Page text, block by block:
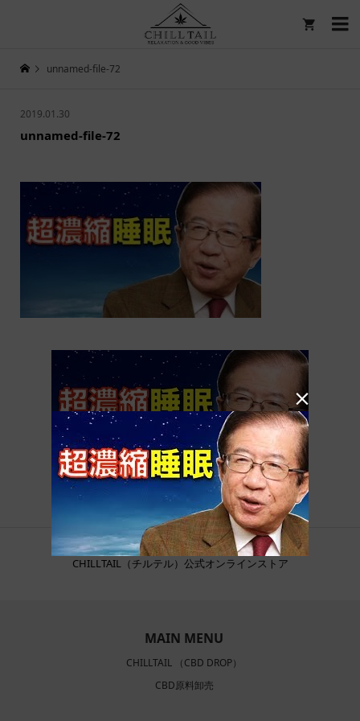

unnamed-file-72
2019.01.30
unnamed-file-72
CHILLTAIL（チルテル）公式オンラインストア
MAIN MENU
CHILLTAIL （CBD DROP）
CBD原料卸売
